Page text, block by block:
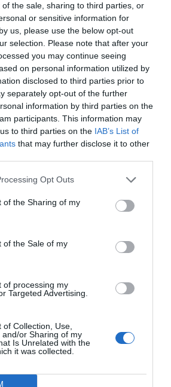
the sale, sharing to third parties, or
or sensitive information for
us, please use the below opt-out
selection. Please note that after your
you may continue seeing
on personal information utilized by
disclosed to third parties prior to
separately opt-out of the further
information by third parties on the
participants. This information may
to third parties on the IAB’s List of
that may further disclose it to other
Opt Outs
of the Sharing of my
of the Sale of my
of processing my
Targeted Advertising.
Collection, Use,
and/or Sharing of my
Is Unrelated with the
it was collected.
antiguo O2 Centro Wellness de
Just Desvern (Barcelona).
Intelligence
es la unidad de datos e
de 2Playbook, cuya plataforma
en tiempo real el negocio de más
gestoras de instalaciones
con más de 4.000 centros
Si quieres más información,
a través de
como fuente preferida de Google
con las últimas noticias de actualidad.
ACTIVAR AHORA